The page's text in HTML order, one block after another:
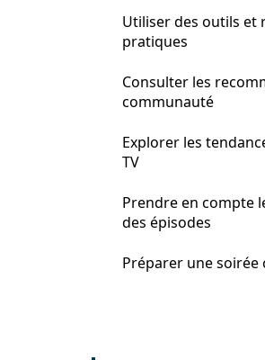
Utiliser des outils et
pratiques
Consulter les
communauté
Explorer les
TV
Prendre en compte
des épisodes
Préparer une soirée